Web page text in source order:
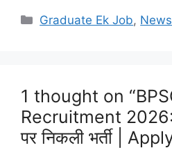
Categories
Graduate Ek Job,
1 thought on
Recruitment
पर निकली भर्ती |